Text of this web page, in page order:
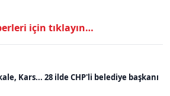
için tıklayın…
Kars... 28 ilde CHP'li belediye başkanı